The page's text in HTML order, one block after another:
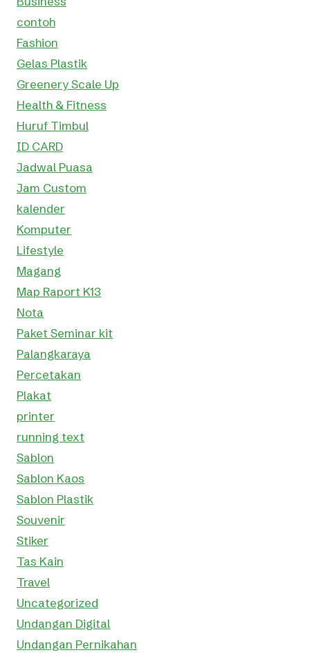
contoh
Fashion
Gelas Plastik
Greenery Scale Up
Health & Fitness
Huruf Timbul
ID CARD
Jadwal Puasa
Jam Custom
kalender
Komputer
Lifestyle
Magang
Map Raport K13
Nota
Paket Seminar kit
Palangkaraya
Percetakan
Plakat
printer
running text
Sablon
Sablon Kaos
Sablon Plastik
Souvenir
Stiker
Tas Kain
Travel
Uncategorized
Undangan Digital
Undangan Pernikahan